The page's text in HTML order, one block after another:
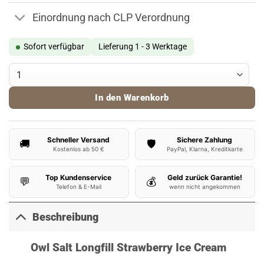
13,90 €10,90 €.
Einordnung nach CLP Verordnung
Sofort verfügbar Lieferung 1 - 3 Werktage
Owl Salt Aroma Strawberry Ice Cream Menge
In den Warenkorb
🚚 Schneller Versand
Kostenlos ab 50 € 🛡️ Sichere Zahlung
PayPal, Klarna, Kreditkarte
💬 Top Kundenservice
Telefon & E-Mail 💰 Geld zurück Garantie!
wenn nicht angekommen
Beschreibung
Owl Salt Longfill Strawberry Ice Cream